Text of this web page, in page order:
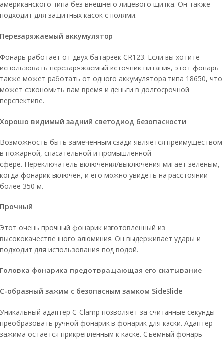
американского типа без внешнего лицевого щитка. Он также
подходит для защитных касок с полями.
Перезаряжаемый аккумулятор
Фонарь работает от двух батареек CR123. Если вы хотите
использовать перезаряжаемый источник питания, этот фонарь
также может работать от одного аккумулятора типа 18650, что
может сэкономить вам время и деньги в долгосрочной
перспективе.
Хорошо видимый задний светодиод безопасности
Возможность быть замеченным сзади является преимуществом
в пожарной, спасательной и промышленной
сфере. Переключатель включения/выключения мигает зеленым,
когда фонарик включен, и его можно увидеть на расстоянии
более 350 м.
Прочный
Этот очень прочный фонарик изготовленный из
высококачественного алюминия. Он выдерживает удары и
подходит для использования под водой.
Головка фонарика предотвращающая его скатывание
C-образный зажим с безопасным замком SideSlide
Уникальный адаптер C-Clamp позволяет за считанные секунды
преобразовать ручной фонарик в фонарик для каски. Адаптер
зажима остается прикрепленным к каске. Съемный фонарь